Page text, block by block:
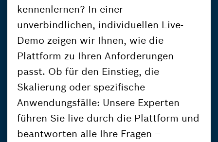
kennenlernen? In einer
unverbindlichen, individuellen Live-
Demo zeigen wir Ihnen, wie die
Plattform zu Ihren Anforderungen
passt. Ob für den Einstieg, die
Skalierung oder spezifische
Anwendungsfälle: Unsere Experten
führen Sie live durch die Plattform und
beantworten alle Ihre Fragen –